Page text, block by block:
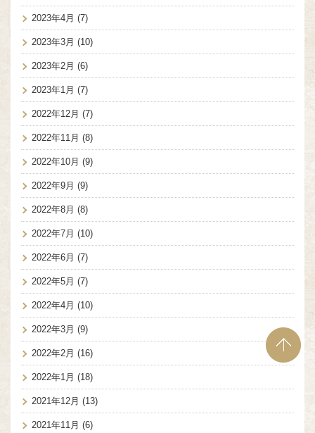
2023年4月 (7)
2023年3月 (10)
2023年2月 (6)
2023年1月 (7)
2022年12月 (7)
2022年11月 (8)
2022年10月 (9)
2022年9月 (9)
2022年8月 (8)
2022年7月 (10)
2022年6月 (7)
2022年5月 (7)
2022年4月 (10)
2022年3月 (9)
2022年2月 (16)
2022年1月 (18)
2021年12月 (13)
2021年11月 (6)